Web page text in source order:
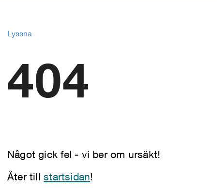
Lyssna
404
Något gick fel - vi ber om ursäkt!
Åter tillstartsidan!